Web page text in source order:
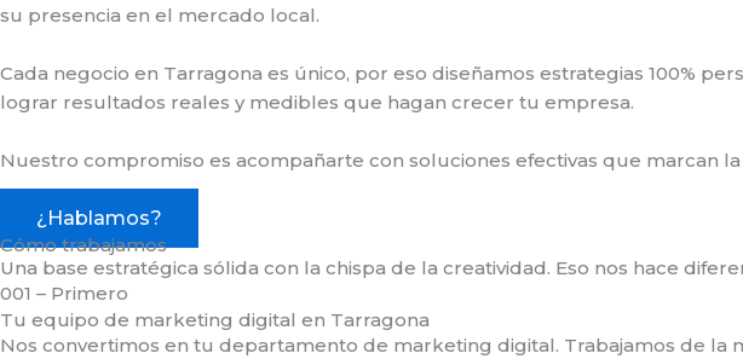
su presencia en el mercado local.
Cada negocio en Tarragona es único, por eso diseñamos estrategias 100%
lograr resultados reales y medibles que hagan crecer tu empresa.
Nuestro compromiso es acompañarte con soluciones efectivas que marcan
¿Hablamos?
Cómo trabajamos
Una base estratégica sólida con la chispa de la creatividad. Eso nos hace
001 – Primero
Tu equipo de marketing digital en Tarragona
Nos convertimos en tu departamento de marketing digital. Trabajamos de la